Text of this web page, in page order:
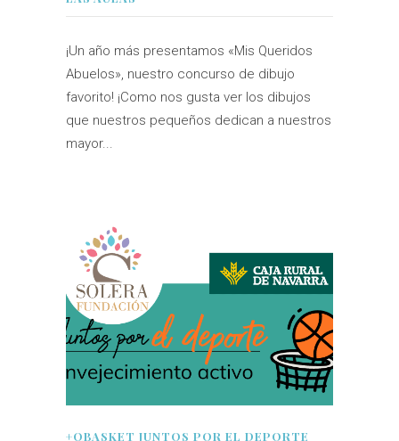
¡Un año más presentamos «Mis Queridos
Abuelos», nuestro concurso de dibujo
favorito! ¡Como nos gusta ver los dibujos
que nuestros pequeños dedican a nuestros
mayor...
+QBASKET JUNTOS POR EL DEPORTE